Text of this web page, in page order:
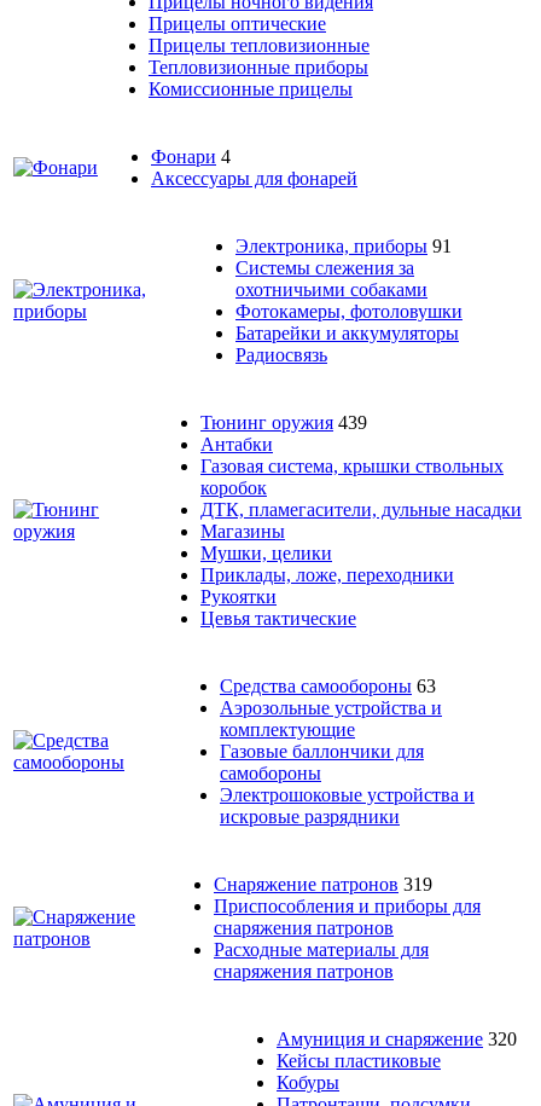
Прицелы оптические
Прицелы тепловизионные
Тепловизионные приборы
Комиссионные прицелы
Фонари 4
Аксессуары для фонарей
Электроника, приборы 91
Системы слежения за
охотничьими собаками
Фотокамеры, фотоловушки
Батарейки и аккумуляторы
Радиосвязь
Тюнинг оружия 439
Антабки
Газовая система, крышки ствольных
коробок
ДТК, пламегасители, дульные насадки
Магазины
Мушки, целики
Приклады, ложе, переходники
Рукоятки
Цевья тактические
Средства самообороны 63
Аэрозольные устройства и
комплектующие
Газовые баллончики для
самобороны
Электрошоковые устройства и
искровые разрядники
Снаряжение патронов 319
Приспособления и приборы для
снаряжения патронов
Расходные материалы для
снаряжения патронов
Амуниция и снаряжение 320
Кейсы пластиковые
Кобуры